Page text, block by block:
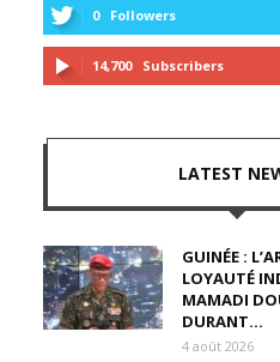
0 Followers
14,700 Subscribers
LATEST
GUINÉE :
LOYAUTÉ
MAMADI
DURANT...
4 août 2026